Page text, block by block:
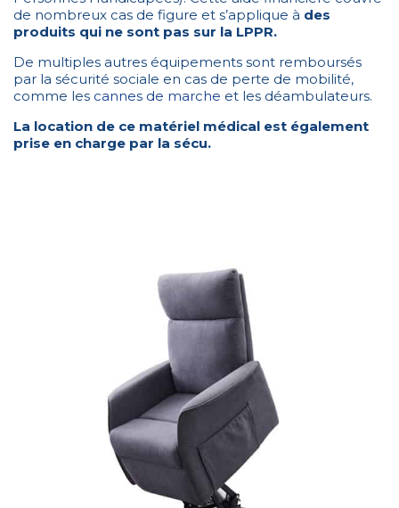
de nombreux cas de figure et s’applique à des
produits qui ne sont pas sur la LPPR.
De multiples autres équipements sont remboursés
par la sécurité sociale en cas de perte de mobilité,
comme les cannes de marche et les déambulateurs.
La location de ce matériel médical est également
prise en charge par la sécu.